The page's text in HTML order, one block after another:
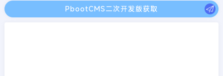
PbootCMS二次开发版获取